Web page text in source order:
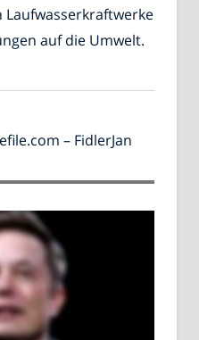
Laufwasserkraftwerke
auf die Umwelt.
– FidlerJan